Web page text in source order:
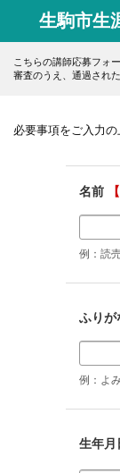
生駒市生
こちらの講師応募フォ
審査のうえ、通過され
必要事項をご入力の
名前
例：読
ふりが
例：よ
生年月